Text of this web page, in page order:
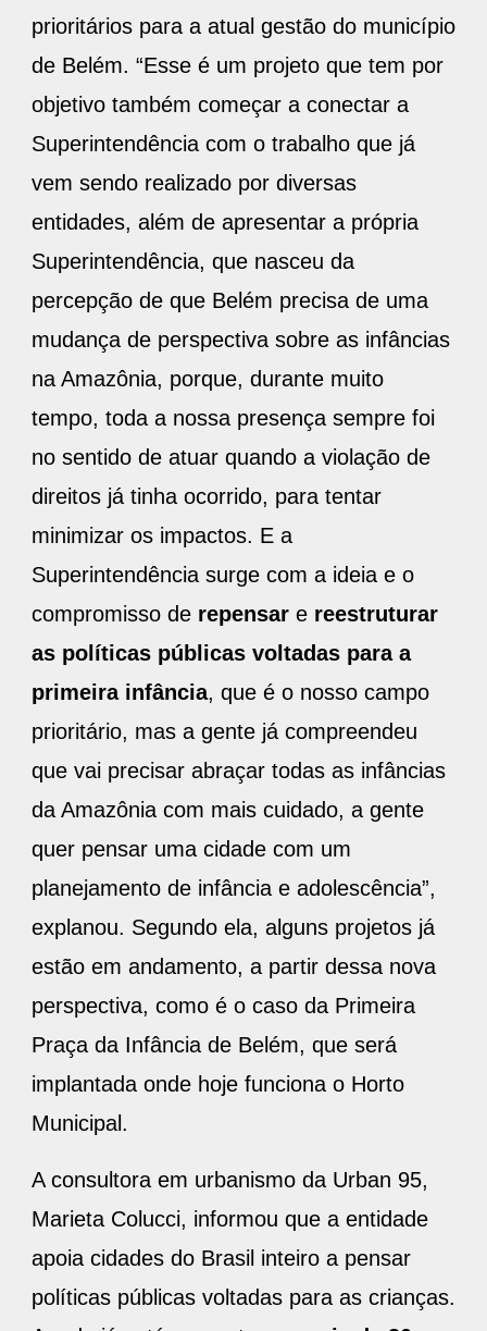
prioritários para a atual gestão do município
de Belém. “Esse é um projeto que tem por
objetivo também começar a conectar a
Superintendência com o trabalho que já
vem sendo realizado por diversas
entidades, além de apresentar a própria
Superintendência, que nasceu da
percepção de que Belém precisa de uma
mudança de perspectiva sobre as infâncias
na Amazônia, porque, durante muito
tempo, toda a nossa presença sempre foi
no sentido de atuar quando a violação de
direitos já tinha ocorrido, para tentar
minimizar os impactos. E a
Superintendência surge com a ideia e o
compromisso de repensar e reestruturar
as políticas públicas voltadas para a
primeira infância, que é o nosso campo
prioritário, mas a gente já compreendeu
que vai precisar abraçar todas as infâncias
da Amazônia com mais cuidado, a gente
quer pensar uma cidade com um
planejamento de infância e adolescência”,
explanou. Segundo ela, alguns projetos já
estão em andamento, a partir dessa nova
perspectiva, como é o caso da Primeira
Praça da Infância de Belém, que será
implantada onde hoje funciona o Horto
Municipal.
A consultora em urbanismo da Urban 95,
Marieta Colucci, informou que a entidade
apoia cidades do Brasil inteiro a pensar
políticas públicas voltadas para as crianças.